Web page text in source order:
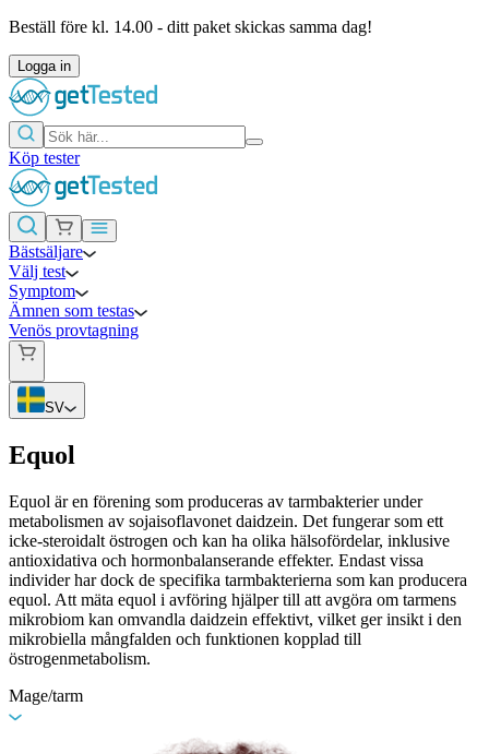
Beställ före kl. 14.00 - ditt paket skickas samma dag!
Logga in
Köp tester
Bästsäljare
Välj test
Symptom
Ämnen som testas
Venös provtagning
SV
Equol
Equol är en förening som produceras av tarmbakterier under
metabolismen av sojaisoflavonet daidzein. Det fungerar som ett
icke-steroidalt östrogen och kan ha olika hälsofördelar, inklusive
antioxidativa och hormonbalanserande effekter. Endast vissa
individer har dock de specifika tarmbakterierna som kan producera
equol. Att mäta equol i avföring hjälper till att avgöra om tarmens
mikrobiom kan omvandla daidzein effektivt, vilket ger insikt i den
mikrobiella mångfalden och funktionen kopplad till
östrogenmetabolism.
Mage/tarm